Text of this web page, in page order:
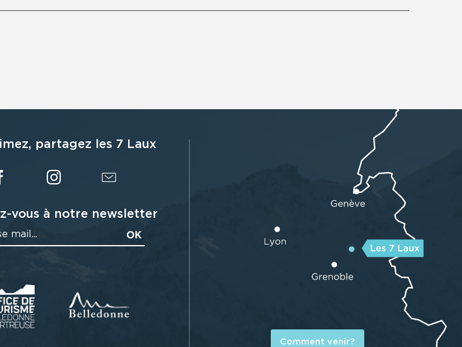
partagez les 7 Laux
vous à notre newsletter
Comment venir?